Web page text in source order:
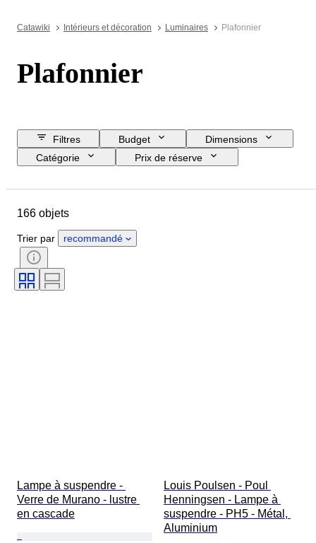
Catawiki Intérieurs et décoration Luminaires Plafonnier
Plafonnier
Filtres Budget
Dimensions
Catégorie
Prix de réserve
Pays d’origine
Époque
Couleur
Époque
Vendu(e) par
Modèle
166 objets
Trier par recommandé
Lampe à suspendre -
Verre de Murano - lustre
en cascade
Louis Poulsen - Poul
Henningsen - Lampe à
suspendre - PH5 - Métal,
Aluminium